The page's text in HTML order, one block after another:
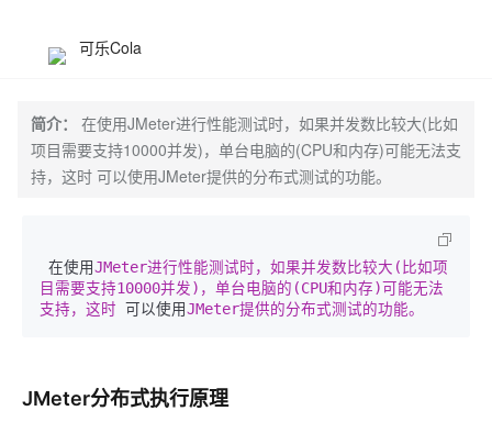
可乐Cola
简介：
在使用JMeter进行性能测试时，如果并发数比较大(比如
项目需要支持10000并发)，单台电脑的(CPU和内存)可能无法支
持，这时 可以使用JMeter提供的分布式测试的功能。
在使用JMeter进行性能测试时，如果并发数比较大(比如项
目需要支持10000并发)，单台电脑的(CPU和内存)可能无法
支持，这时 可以使用JMeter提供的分布式测试的功能。
JMeter分布式执行原理